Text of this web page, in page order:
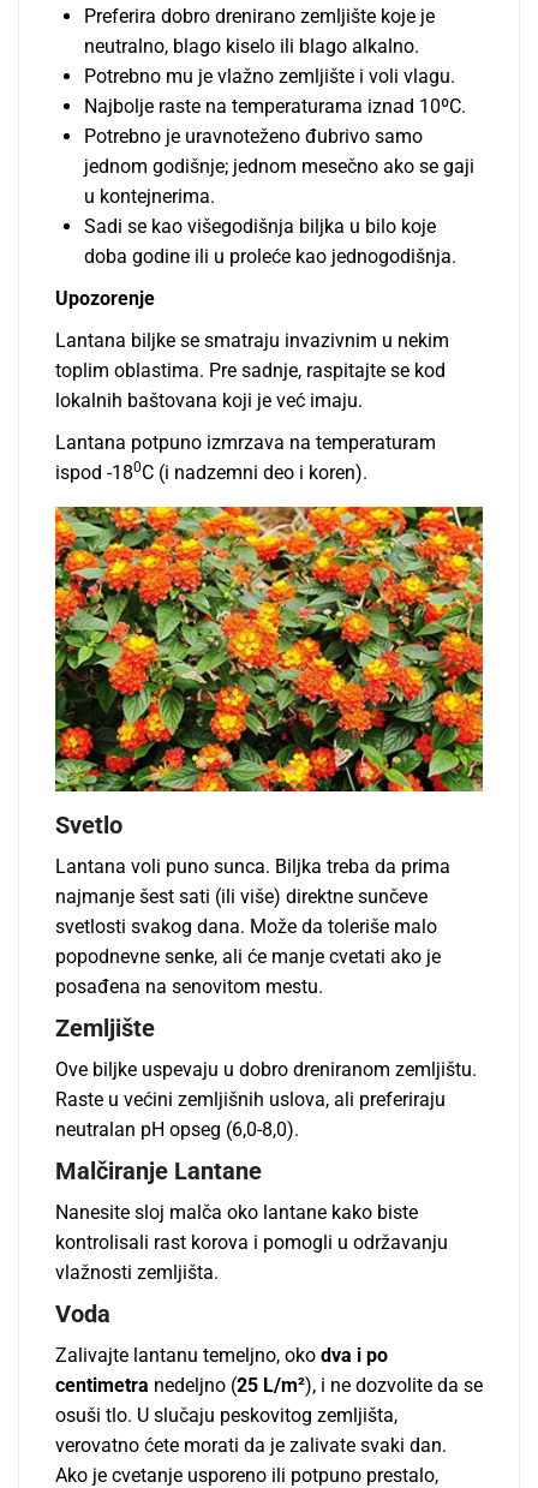
Preferira dobro drenirano zemljište koje je
neutralno, blago kiselo ili blago alkalno.
Potrebno mu je vlažno zemljište i voli vlagu.
Najbolje raste na temperaturama iznad 10ºC.
Potrebno je uravnoteženo đubrivo samo
jednom godišnje; jednom mesečno ako se gaji
u kontejnerima.
Sadi se kao višegodišnja biljka u bilo koje
doba godine ili u proleće kao jednogodišnja.
Upozorenje
Lantana biljke se smatraju invazivnim u nekim
toplim oblastima. Pre sadnje, raspitajte se kod
lokalnih baštovana koji je već imaju.
Lantana potpuno izmrzava na temperaturam
ispod -180C (i nadzemni deo i koren).
Svetlo
Lantana voli puno sunca. Biljka treba da prima
najmanje šest sati (ili više) direktne sunčeve
svetlosti svakog dana. Može da toleriše malo
popodnevne senke, ali će manje cvetati ako je
posađena na senovitom mestu.
Zemljište
Ove biljke uspevaju u dobro dreniranom zemljištu.
Raste u većini zemljišnih uslova, ali preferiraju
neutralan pH opseg (6,0-8,0).
Malčiranje Lantane
Nanesite sloj malča oko lantane kako biste
kontrolisali rast korova i pomogli u održavanju
vlažnosti zemljišta.
Voda
Zalivajte lantanu temeljno, oko dva i po
centimetra nedeljno (25 L/m²), i ne dozvolite da se
osuši tlo. U slučaju peskovitog zemljišta,
verovatno ćete morati da je zalivate svaki dan.
Ako je cvetanje usporeno ili potpuno prestalo,